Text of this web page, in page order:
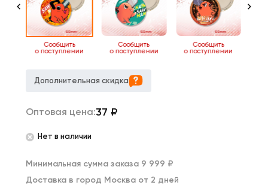
Сообщить
о поступлении
Сообщить
о поступлении
Сообщить
о поступлении
Дополнительная скидка
Оптовая цена:37 ₽
Нет в наличии
Минимальная сумма заказа 9 999 ₽
Доставка в город Москва от 2 дней